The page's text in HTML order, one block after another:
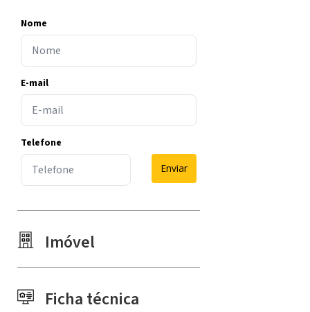
Nome
E-mail
Telefone
Enviar
Imóvel
Ficha técnica